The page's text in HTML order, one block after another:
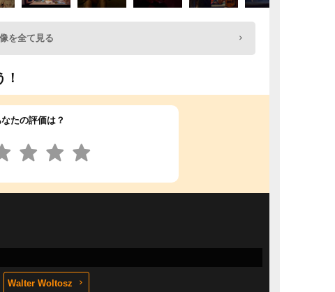
を全て見る
なたの評価は？
Walter Woltosz